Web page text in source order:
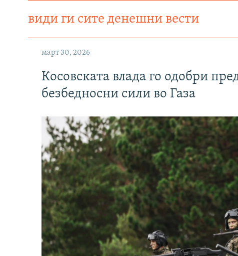
види ги сите денешни вести
март 30, 2026
Косовската влада го одобри
безбедносни сили во Газа